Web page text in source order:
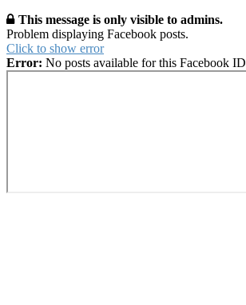
This message is only visible to admins.
Problem displaying Facebook posts.
Click to show error
Error: No posts available for this Facebook ID